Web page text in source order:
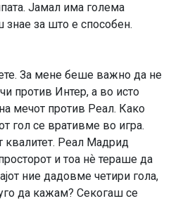
Јамал има голема
за што е способен.
За мене беше важно да не
против Интер, а во исто
мечот против Реал. Како
гол се вративме во игра.
квалитет. Реал Мадрид
и тоа нѐ тераше да
ние дадовме четири гола,
да кажам? Секогаш се